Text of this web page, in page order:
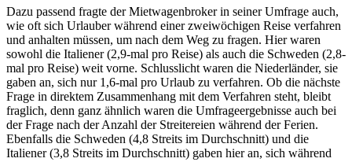
Dazu passend fragte der Mietwagenbroker in seiner Umfrage auch,
wie oft sich Urlauber während einer zweiwöchigen Reise verfahren
und anhalten müssen, um nach dem Weg zu fragen. Hier waren
sowohl die Italiener (2,9-mal pro Reise) als auch die Schweden (2,8-
mal pro Reise) weit vorne. Schlusslicht waren die Niederländer, sie
gaben an, sich nur 1,6-mal pro Urlaub zu verfahren. Ob die nächste
Frage in direktem Zusammenhang mit dem Verfahren steht, bleibt
fraglich, denn ganz ähnlich waren die Umfrageergebnisse auch bei
der Frage nach der Anzahl der Streitereien während der Ferien.
Ebenfalls die Schweden (4,8 Streits im Durchschnitt) und die
Italiener (3,8 Streits im Durchschnitt) gaben hier an, sich während